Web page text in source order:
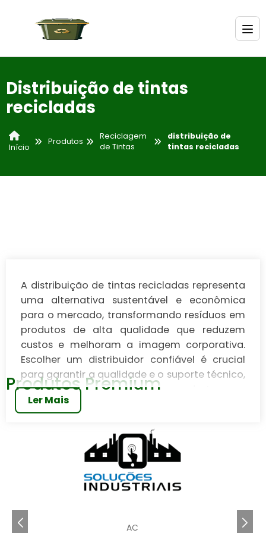
Distribuição de tintas
recicladas
Início
Produtos
Reciclagem
de Tintas
distribuição de
tintas recicladas
A distribuição de tintas recicladas representa
uma alternativa sustentável e econômica
para o mercado, transformando resíduos em
produtos de alta qualidade que reduzem
custos e melhoram a imagem corporativa.
Escolher um distribuidor confiável é crucial
para garantir a qualidade e o suporte técnico,
permitindo que as empresas se destaquem
como líderes em inovação e práticas
A distribuição de tintas recicladas está se
tornando uma tendência crescente no setor
comercial, oferecendo uma alternativa
sustentável e inovadora para empresas que
crescente demanda por soluções ecológicas,
Ler Mais
Produtos Premium
AC